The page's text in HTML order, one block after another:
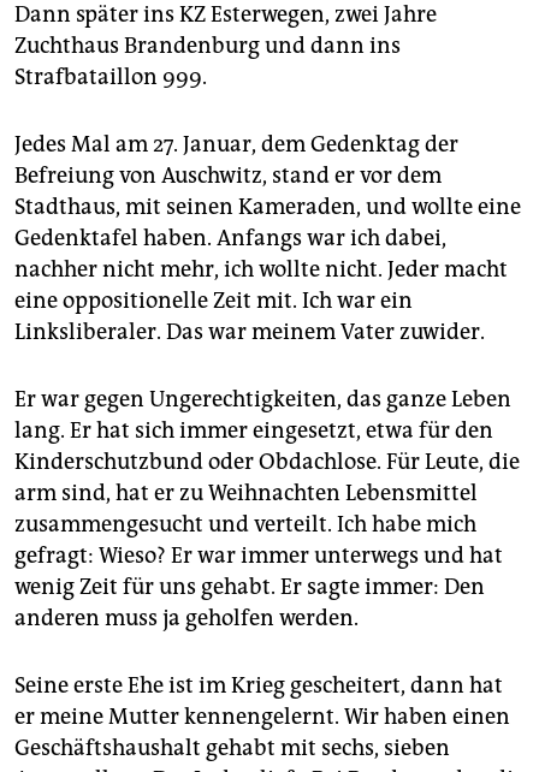
Dann später ins KZ Esterwegen, zwei Jahre
Zuchthaus Brandenburg und dann ins
Strafbataillon 999.
Jedes Mal am 27. Januar, dem Gedenktag der
Befreiung von Auschwitz, stand er vor dem
Stadthaus, mit seinen Kameraden, und wollte eine
Gedenktafel haben. Anfangs war ich dabei,
nachher nicht mehr, ich wollte nicht. Jeder macht
eine oppositionelle Zeit mit. Ich war ein
Linksliberaler. Das war meinem Vater zuwider.
Er war gegen Ungerechtigkeiten, das ganze Leben
lang. Er hat sich immer eingesetzt, etwa für den
Kinderschutzbund oder Obdachlose. Für Leute, die
arm sind, hat er zu Weihnachten Lebensmittel
zusammengesucht und verteilt. Ich habe mich
gefragt: Wieso? Er war immer unterwegs und hat
wenig Zeit für uns gehabt. Er sagte immer: Den
anderen muss ja geholfen werden.
Seine erste Ehe ist im Krieg gescheitert, dann hat
er meine Mutter kennengelernt. Wir haben einen
Geschäftshaushalt gehabt mit sechs, sieben